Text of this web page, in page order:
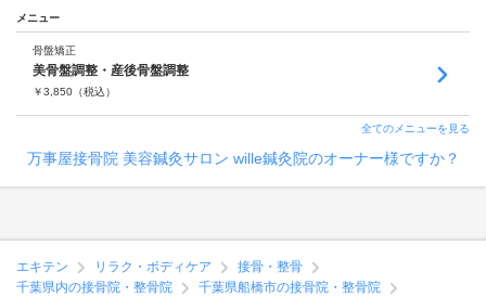
メニュー
骨盤矯正
美骨盤調整・産後骨盤調整
￥3,850 （税込）
全てのメニューを見る
万事屋接骨院 美容鍼灸サロン wille鍼灸院のオーナー様ですか？
エキテン リラク・ボディケア
接骨・整骨
千葉県内の接骨院・整骨院
千葉県船橋市の接骨院・整骨院